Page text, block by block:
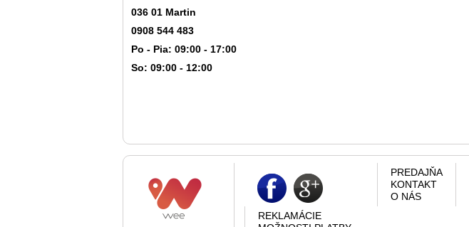
036 01 Martin
0908 544 483
Po - Pia: 09:00 - 17:00
So: 09:00 - 12:00
PREDAJŇA
KONTAKT
O NÁS
REKLAMÁCIE